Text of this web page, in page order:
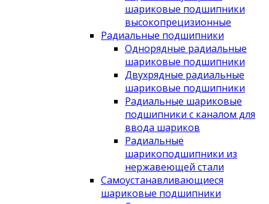
шариковые подшипники
высокопрецизионные
Радиальные подшипники
Однорядные радиальные
шариковые подшипники
Двухрядные радиальные
шариковые подшипники
Радиальные шариковые
подшипники с каналом для
ввода шариков
Радиальные
шарикоподшипники из
нержавеющей стали
Самоустанавливающиеся
шариковые подшипники